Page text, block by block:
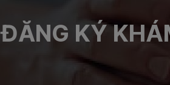
ĐĂNG KÝ